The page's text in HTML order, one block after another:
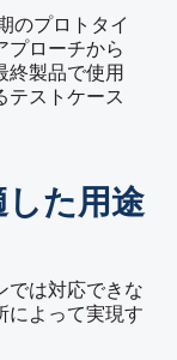
のプロトタイ
プローチから
終製品で使用
テストケース
た用途
では対応できな
によって実現す